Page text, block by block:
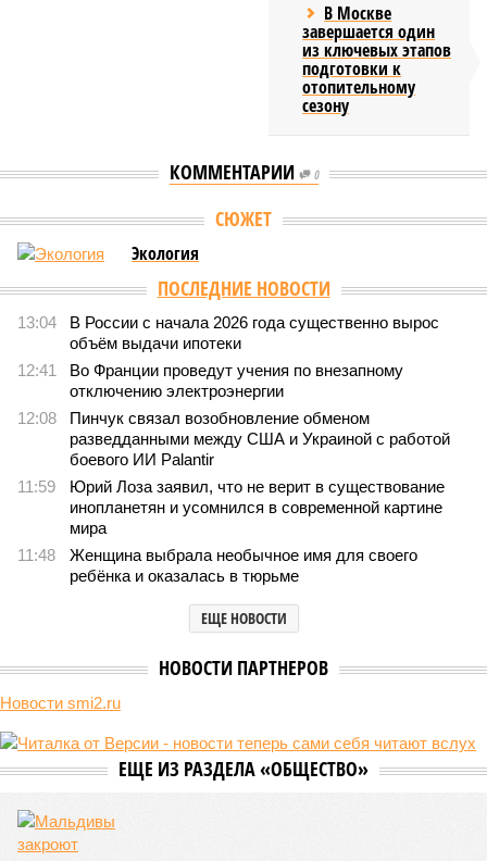
В Москве
завершается один
из ключевых этапов
подготовки к
отопительному
сезону
КОММЕНТАРИИ 0
Версия //Общество //Земля уже не раз показывала человечеству свой
Земля уже не раз показывала человечеству свой крутой
нрав – когда покажет снова?
Последние времена
Земля уже не раз показывала человечеству свой крутой нрав – когда
покажет снова? (фото: АР-ТАСС)
Природа постоянно вступает в противоречие с нами. Ведь пока
она стремится всё на планете держать в балансе, человечество
не особенно церемонится с окружающей средой. Самые
массовые катастрофы в прошлом – какими они были? Какие
ждут нас со дня на день и чем грозят?
РассказСтивена Кинга, в котором описывались
последствия очередного апокалипсиса, искусственно
этой мерзости». В реальной жизни участия пытливых
исследователей в организации конца света может не
уменьшить масштабы человеческой популяции.